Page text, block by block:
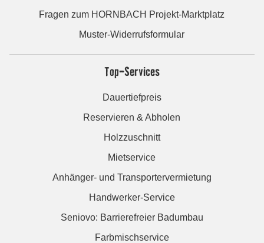
Fragen zum HORNBACH Projekt-Marktplatz
Muster-Widerrufsformular
Top-Services
Dauertiefpreis
Reservieren & Abholen
Holzzuschnitt
Mietservice
Anhänger- und Transportervermietung
Handwerker-Service
Seniovo: Barrierefreier Badumbau
Farbmischservice